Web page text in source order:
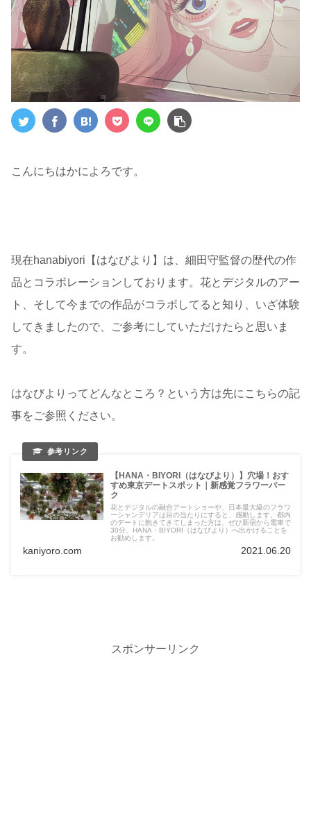
こんにちはかによろです。
現在hanabiyori【はなびより】は、細田守監督の歴代の作
品とコラボレーションしております。花とデジタルのアー
ト、そして今までの作品がコラボしてると知り、いざ体験
してきましたので、ご参考にしていただけたらと思いま
す。
はなびよりってどんなところ？という方は先にこちらの記
事をご参照ください。
【HANA・BIYORI（はなびより）】穴場！おす
すめ東京デートスポット｜新感覚フラワーパー
ク
花とデジタルの融合アートショーや、日本最大級のフラワ
ーシャンデリアは目の当たりにすると、感動します。都内
のデートに飽きてきてしまった方は、ぜひ新宿から電車で
30分、HANA・BIYORI（はなびより）へ出かけることを
お勧めします。
kaniyoro.com 2021.06.20
スポンサーリンク